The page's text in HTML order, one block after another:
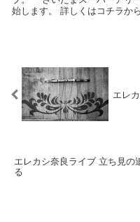
始します。 詳しくはコチラか
エレ
エレカシ奈良ライブ 立ち見の
る